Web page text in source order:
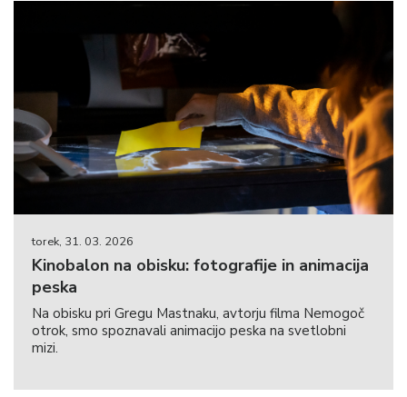
torek, 31. 03. 2026
Kinobalon na obisku: fotografije in animacija
peska
Na obisku pri Gregu Mastnaku, avtorju filma Nemogoč
otrok, smo spoznavali animacijo peska na svetlobni
mizi.